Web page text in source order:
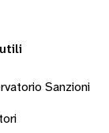
Sanzioni